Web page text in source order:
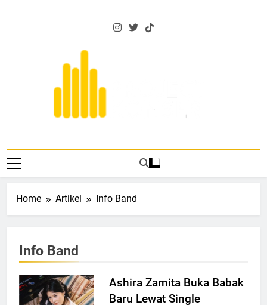
Project Konser
Home Artikel Info Band
Info Band
Ashira Zamita Buka Babak
Baru Lewat Single